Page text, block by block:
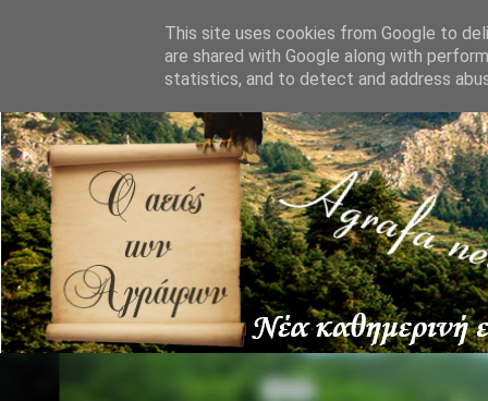
This site uses cookies from Google to
are shared with Google along with
statistics, and to detect and address